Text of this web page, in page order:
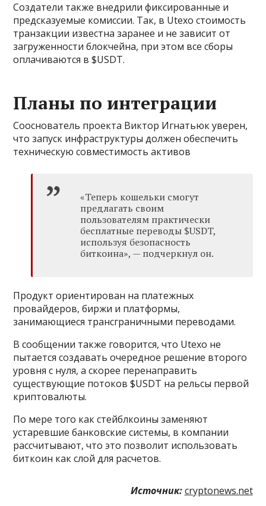
Создатели также внедрили фиксированные и
предсказуемые комиссии. Так, в Utexo стоимость
транзакции известна заранее и не зависит от
загруженности блокчейна, при этом все сборы
оплачиваются в $USDT.
Планы по интеграции
Сооснователь проекта Виктор Игнатьюк уверен,
что запуск инфраструктуры должен обеспечить
техническую совместимость активов
«Теперь кошельки смогут
предлагать своим
пользователям практически
бесплатные переводы $USDT,
используя безопасность
биткоина», — подчеркнул он.
Продукт ориентирован на платежных
провайдеров, биржи и платформы,
занимающиеся трансграничными переводами.
В сообщении также говорится, что Utexo не
пытается создавать очередное решение второго
уровня с нуля, а скорее перенаправить
существующие потоков $USDT на рельсы первой
криптовалюты.
По мере того как стейблкоины заменяют
устаревшие банковские системы, в компании
рассчитывают, что это позволит использовать
биткоин как слой для расчетов.
Источник: cryptonews.net